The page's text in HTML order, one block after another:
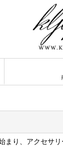
り、アクセサ